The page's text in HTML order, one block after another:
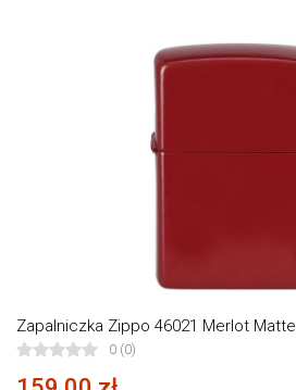
Zapalniczka Zippo 46021 Merlot Matte
0 (0)